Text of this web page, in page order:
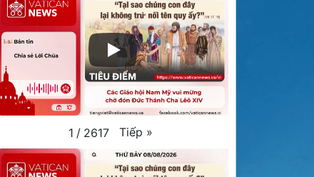
1 / 2617 Tiếp »